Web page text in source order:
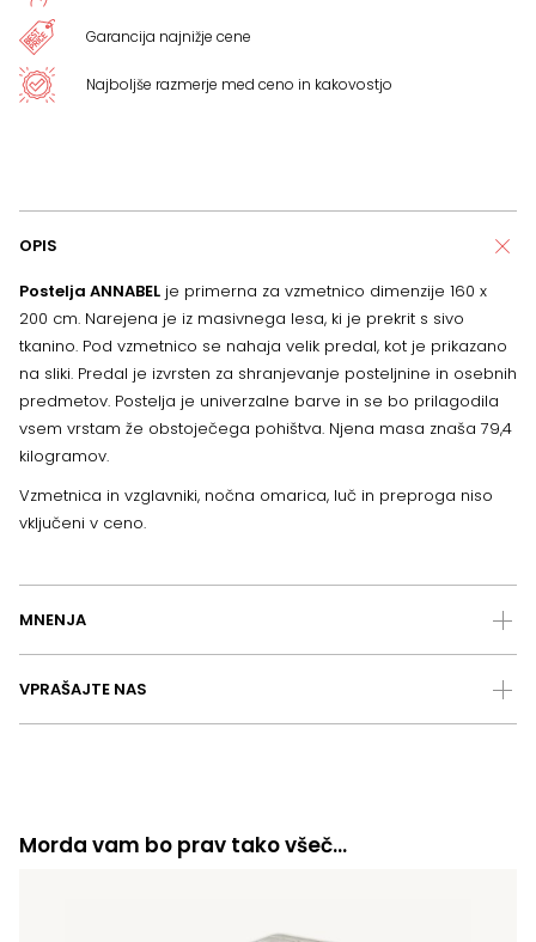
Garancija najnižje cene
Najboljše razmerje med ceno in kakovostjo
OPIS
Postelja ANNABEL je primerna za vzmetnico dimenzije 160 x
200 cm. Narejena je iz masivnega lesa, ki je prekrit s sivo
tkanino. Pod vzmetnico se nahaja velik predal, kot je prikazano
na sliki. Predal je izvrsten za shranjevanje posteljnine in osebnih
predmetov. Postelja je univerzalne barve in se bo prilagodila
vsem vrstam že obstoječega pohištva. Njena masa znaša 79,4
kilogramov.
Vzmetnica in vzglavniki, nočna omarica, luč in preproga niso
vključeni v ceno.
MNENJA
VPRAŠAJTE NAS
Morda vam bo prav tako všeč…